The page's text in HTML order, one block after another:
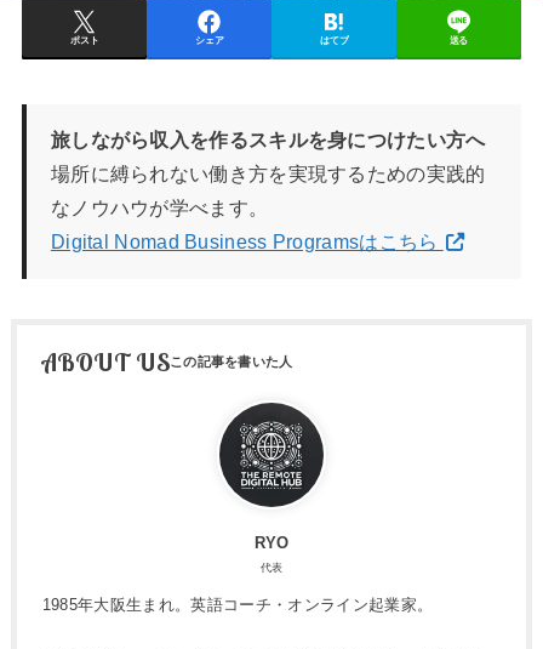
ポスト シェア はてブ 送る
旅しながら収入を作るスキルを身につけたい方へ
場所に縛られない働き方を実現するための実践的
なノウハウが学べます。
Digital Nomad Business Programsはこちら
ABOUT US
RYO
代表
1985年大阪生まれ。英語コーチ・オンライン起業家。